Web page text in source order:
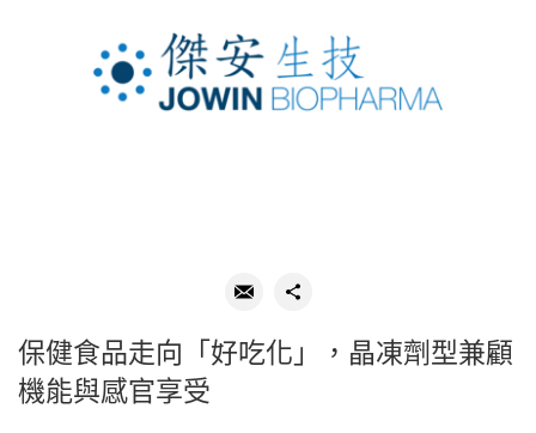
保健食品走向「好吃化」，晶凍劑型兼顧
機能與感官享受